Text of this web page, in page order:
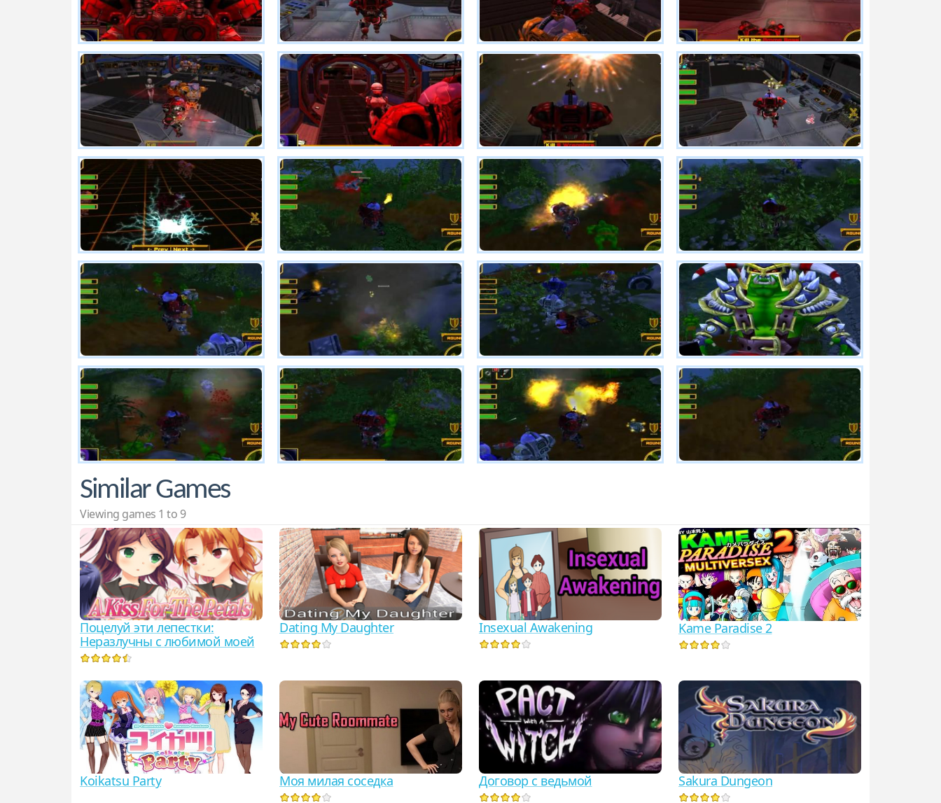
Similar Games
Viewing games 1 to 9
Поцелуй эти лепестки:
Неразлучны с любимой моей
Dating My Daughter Insexual Awakening Kame Paradise 2
Koikatsu Party Моя милая соседка Договор с ведьмой Sakura Dungeon